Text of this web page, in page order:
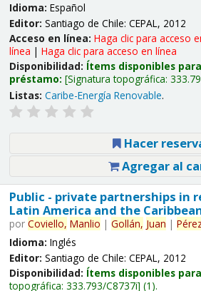
Idioma: Español
Editor: Santiago de Chile: CEPAL, 2012
Acceso en línea: Haga clic para acceso
línea | Haga clic para acceso en línea
Disponibilidad: Ítems disponibles para
préstamo: Signatura topográfica:
Listas: Caribe-Energía Renovable.
Hacer
Agregar al
Public - private partnerships in
Latin America and the
por Coviello, Manlio | Gollán, Juan |
Idioma: Inglés
Editor: Santiago de Chile: CEPAL, 2012
Disponibilidad: Ítems disponibles
topográfica: 333.793/C8737i (1).